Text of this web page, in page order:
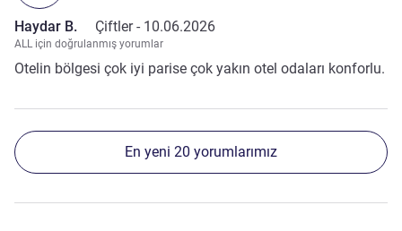
Haydar B. Çiftler - 10.06.2026
ALL için doğrulanmış yorumlar
Otelin bölgesi çok iyi parise çok yakın otel odaları konforlu.
En yeni 20 yorumlarımız